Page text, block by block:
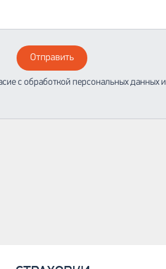
Отправить
с обработкой персональных данных и